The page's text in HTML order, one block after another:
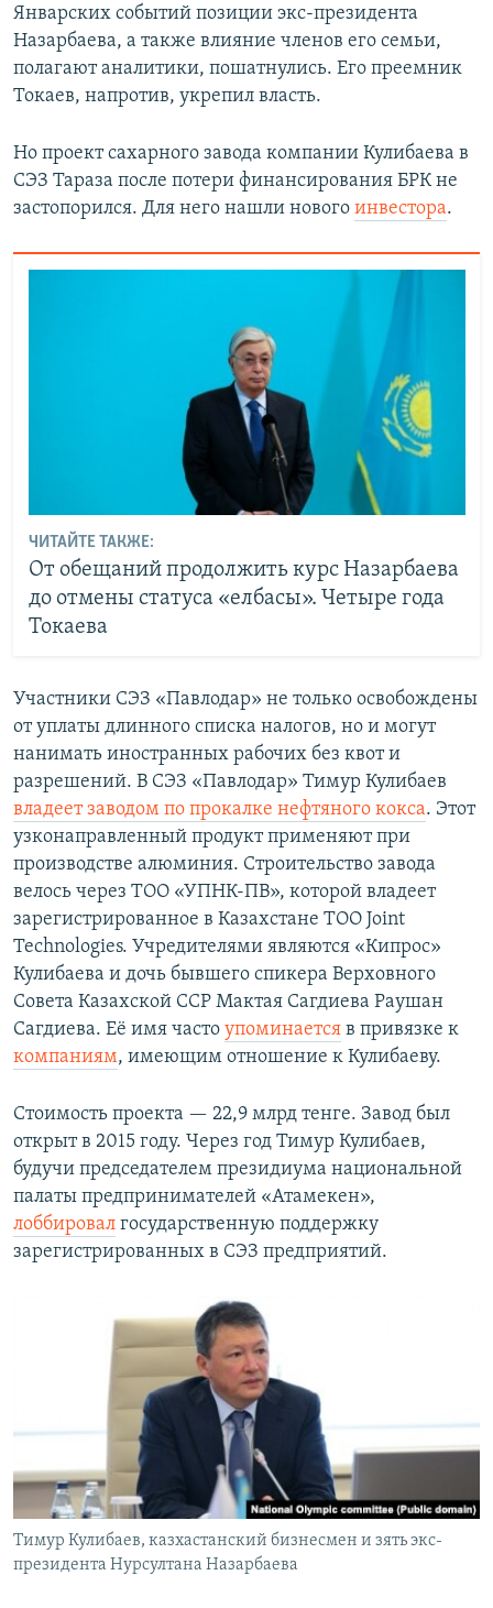
Январских событий позиции экс-президента
Назарбаева, а также влияние членов его семьи,
полагают аналитики, пошатнулись. Его преемник
Токаев, напротив, укрепил власть.
Но проект сахарного завода компании Кулибаева в
СЭЗ Тараза после потери финансирования БРК не
застопорился. Для него нашли нового инвестора.
ЧИТАЙТЕ ТАКЖЕ:
От обещаний продолжить курс Назарбаева
до отмены статуса «елбасы». Четыре года
Токаева
Участники СЭЗ «Павлодар» не только освобождены
от уплаты длинного списка налогов, но и могут
нанимать иностранных рабочих без квот и
разрешений. В СЭЗ «Павлодар» Тимур Кулибаев
владеет заводом по прокалке нефтяного кокса. Этот
узконаправленный продукт применяют при
производстве алюминия. Строительство завода
велось через ТОО «УПНК-ПВ», которой владеет
зарегистрированное в Казахстане ТОО Joint
Technologies. Учредителями являются «Кипрос»
Кулибаева и дочь бывшего спикера Верховного
Совета Казахской ССР Мактая Сагдиева Раушан
Сагдиева. Её имя часто упоминается в привязке к
компаниям, имеющим отношение к Кулибаеву.
Стоимость проекта — 22,9 млрд тенге. Завод был
открыт в 2015 году. Через год Тимур Кулибаев,
будучи председателем президиума национальной
палаты предпринимателей «Атамекен»,
лоббировал государственную поддержку
зарегистрированных в СЭЗ предприятий.
Тимур Кулибаев, казхастанский бизнесмен и зять экс-
президента Нурсултана Назарбаева